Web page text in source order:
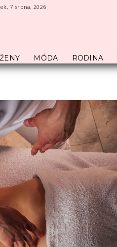
7 srpna, 2026
MÓDA RODINA